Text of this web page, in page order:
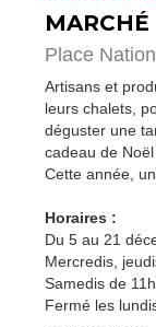
MARCHÉ
Place
Artisans et
leurs chalets,
déguster une
cadeau de
Cette année,
Horaires :
Du 5 au 21
Mercredis,
Samedis de
Fermé les